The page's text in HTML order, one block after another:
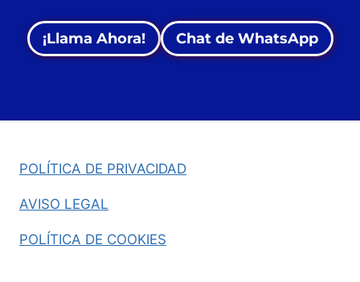
¡Llama Ahora! Chat de WhatsApp
POLÍTICA DE PRIVACIDAD
AVISO LEGAL
POLÍTICA DE COOKIES